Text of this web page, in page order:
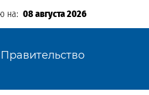
на: 08 августа 2026
Правительство